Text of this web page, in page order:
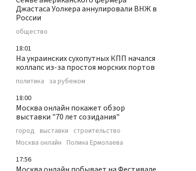
Джастаса Уолкера аннулировали ВНЖ в
России
общество
18:01
На украинских сухопутных КПП начался
коллапс из-за простоя морских портов
политика за рубежом
18:00
Москва онлайн покажет обзор
выставки "70 лет созидания"
город выставки строительство
Москва онлайн Полина Ермолаева
17:56